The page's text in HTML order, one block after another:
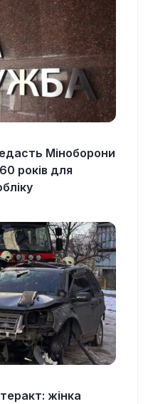
Міноборони
років для
жінка